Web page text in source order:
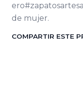
de mujer.
COMPARTIR ESTE